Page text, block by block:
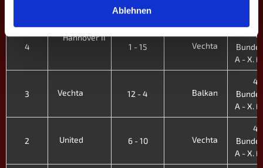
Ablehnen
4
Hannover II
1 - 15
Vechta
4.
A - X.
3 Vechta 12 - 4 Balkan
4.
A - X.
2 United 6 - 10 Vechta
4.
A - X.